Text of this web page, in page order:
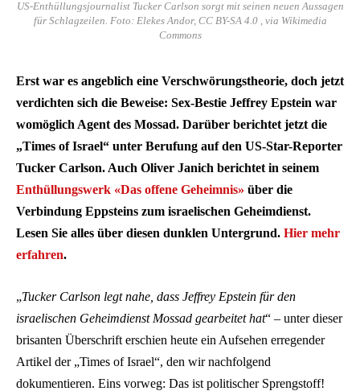
US-Enthüllungsjournalist Tucker Carlson sorgt mit seinen neuen Aussagen
für Schlagzeilen. Foto: Elekes Andor, CC BY-SA 4.0 , via Wikimedia
Commons
Erst war es angeblich eine Verschwörungstheorie, doch jetzt
verdichten sich die Beweise: Sex-Bestie Jeffrey Epstein war
womöglich Agent des Mossad. Darüber berichtet jetzt die
„Times of Israel“ unter Berufung auf den US-Star-Reporter
Tucker Carlson. Auch Oliver Janich berichtet in seinem
Enthüllungswerk «Das offene Geheimnis» über die
Verbindung Eppsteins zum israelischen Geheimdienst.
Lesen Sie alles über diesen dunklen Untergrund. Hier mehr
erfahren.
„Tucker Carlson legt nahe, dass Jeffrey Epstein für den
israelischen Geheimdienst Mossad gearbeitet hat“ – unter dieser
brisanten Überschrift erschien heute ein Aufsehen erregender
Artikel der „Times of Israel“, den wir nachfolgend
dokumentieren. Eins vorweg: Das ist politischer Sprengstoff!